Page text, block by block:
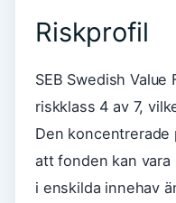
Riskprofil
SEB Swedish
riskklass 4 av 7,
Den
att fonden kan
i enskilda innehav